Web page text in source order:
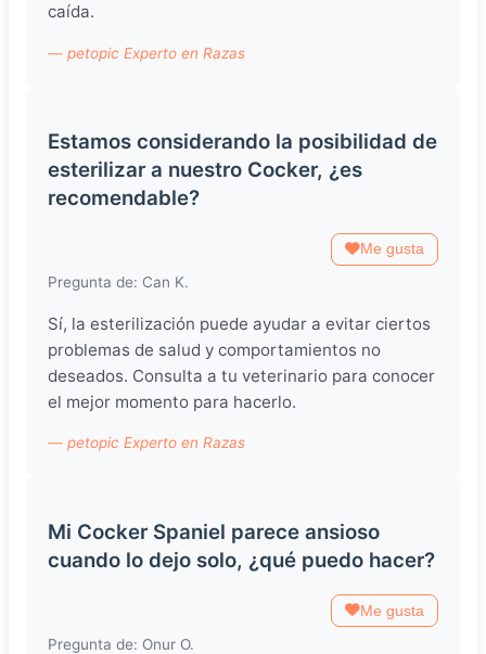
caída.
— petopic Experto en Razas
Estamos considerando la posibilidad de
esterilizar a nuestro Cocker, ¿es
recomendable?
Me gusta
Pregunta de: Can K.
Sí, la esterilización puede ayudar a evitar ciertos
problemas de salud y comportamientos no
deseados. Consulta a tu veterinario para conocer
el mejor momento para hacerlo.
— petopic Experto en Razas
Mi Cocker Spaniel parece ansioso
cuando lo dejo solo, ¿qué puedo hacer?
Me gusta
Pregunta de: Onur O.